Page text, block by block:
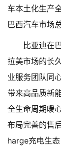
车本土化生产
巴西汽车市场
比亚迪在
拉美市场的长
业服务团队同
带来高品质新
全生命周期暖
布局完善的售
harge充电生